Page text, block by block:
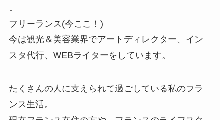
↓
フリーランス(今ここ！)
今は観光＆美容業界でアートディレクター、イン
スタ代行、WEBライターをしています。
たくさんの人に支えられて過ごしている私のフラ
ンス生活。